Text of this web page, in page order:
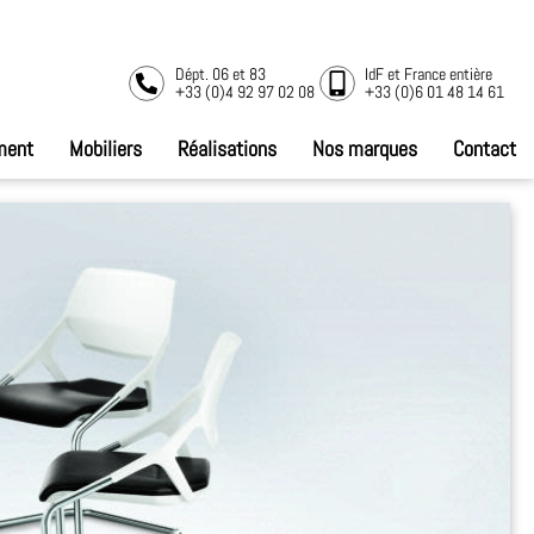
Dépt. 06 et 83
+33 (0)4 92 97 02 08
IdF et France entière
+33 (0)6 01 48 14 61
Mobiliers Réalisations Nos marques Contact